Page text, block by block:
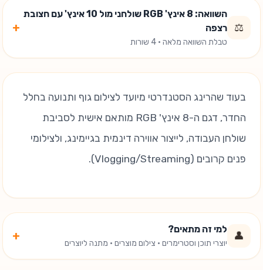
⚖️
השוואה: 8 אינץ' RGB שולחני מול 10 אינץ' עם חצובת
רצפה
טבלת השוואה מלאה · 4 שורות
+
בעוד שהרינג הסטנדרטי מיועד לצילום גוף ותנועה בחלל
החדר, דגם ה-8 אינץ' RGB מותאם אישית לסביבת
שולחן העבודה, לייצור אווירה דינמית בגיימינג, ולצילומי
פנים קרובים (Vlogging/Streaming).
👤
למי זה מתאים?
יוצרי תוכן וסטרימרים · צילום מוצרים · מתנה ליוצרים
+